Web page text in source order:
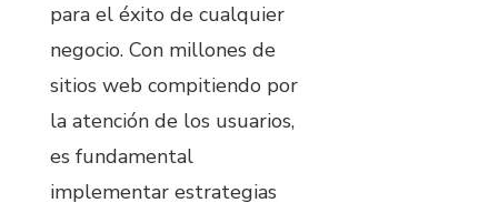
para el éxito de cualquier
negocio. Con millones de
sitios web compitiendo por
la atención de los usuarios,
es fundamental
implementar estrategias